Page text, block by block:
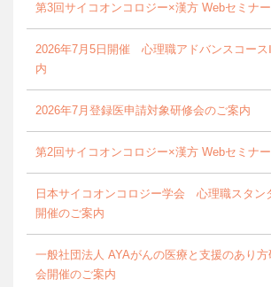
第3回サイコオンコロジー×漢方 Webセミナ
2026年7月5日開催 心理職アドバンスコース
内
2026年7月登録医申請対象研修会のご案内
第2回サイコオンコロジー×漢方 Webセミナ
日本サイコオンコロジー学会 心理職スタン
開催のご案内
一般社団法人 AYAがんの医療と支援のあり
会開催のご案内